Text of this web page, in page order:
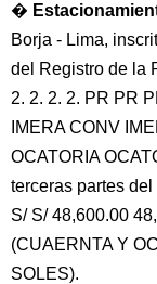
�
Borja - Lima,
del Registro de la
2. 2. 2. 2. PR PR
IMERA CONV
OCATORIA
terceras partes
S/ S/ 48,600.00
(CUAERNTA Y
SOLES).